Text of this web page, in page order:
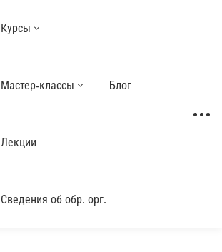
Курсы
Мастер-классы Блог
Лекции
Сведения об обр. орг.